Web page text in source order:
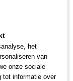
het
van
onze sociale
tot informatie over